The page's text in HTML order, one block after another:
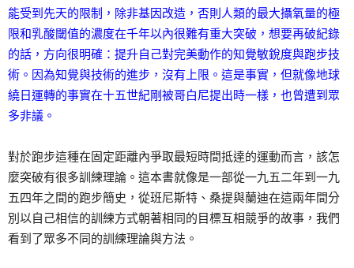
能受到先天的限制，除非基因改造，否則人類的最大攝氧量的極
限和乳酸閾值的濃度在千年以內很難有重大突破，想要再破紀錄
的話，方向很明確：提升自己對完美動作的知覺敏銳度與跑步技
術。因為知覺與技術的進步，沒有上限。這是事實，但就像地球
繞日運轉的事實在十五世紀剛被哥白尼提出時一樣，也曾遭到眾
多非議。
對於跑步這種在固定距離內爭取最短時間抵達的運動而言，該怎
麼突破有很多訓練理論。這本書就像是一部從一九五二年到一九
五四年之間的跑步簡史，從班尼斯特、桑提與蘭迪在這兩年間分
別以自己相信的訓練方式朝著相同的目標互相競爭的故事，我們
看到了眾多不同的訓練理論與方法。